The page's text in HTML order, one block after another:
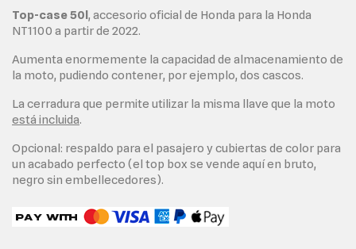
Top-case 50l, accesorio oficial de Honda para la Honda
NT1100 a partir de 2022.
Aumenta enormemente la capacidad de almacenamiento de
la moto, pudiendo contener, por ejemplo, dos cascos.
La cerradura que permite utilizar la misma llave que la moto
está incluida.
Opcional: respaldo para el pasajero y cubiertas de color para
un acabado perfecto (el top box se vende aquí en bruto,
negro sin embellecedores).